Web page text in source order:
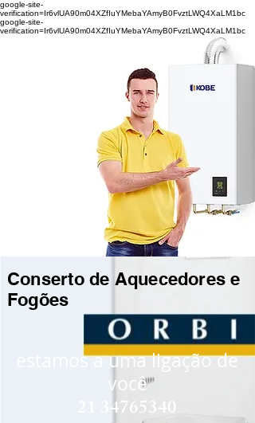
google-site-
verification=Ir6vlUA90m04XZfIuYMebaYAmyB0FvztLWQ4XaLM1bc
google-site-
verification=Ir6vlUA90m04XZfIuYMebaYAmyB0FvztLWQ4XaLM1bc
Conserto de Aquecedores e
Fogões
estamos a uma ligação de
você
21 34765340